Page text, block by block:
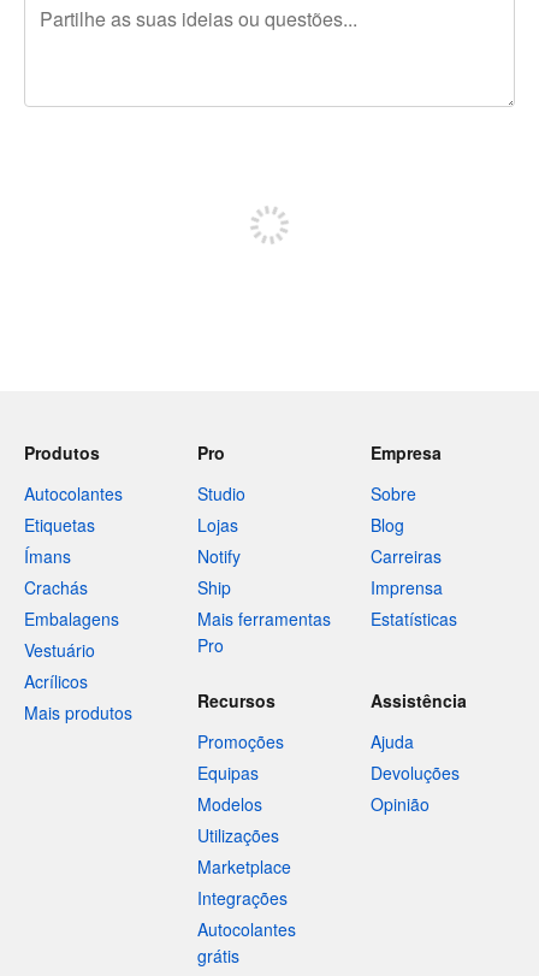
Produtos
Autocolantes
Etiquetas
Ímans
Crachás
Embalagens
Vestuário
Acrílicos
Mais produtos
Pro
Studio
Lojas
Notify
Ship
Mais ferramentas
Pro
Empresa
Sobre
Blog
Carreiras
Imprensa
Estatísticas
Recursos
Promoções
Equipas
Modelos
Utilizações
Marketplace
Integrações
Autocolantes
grátis
Assistência
Ajuda
Devoluções
Opinião